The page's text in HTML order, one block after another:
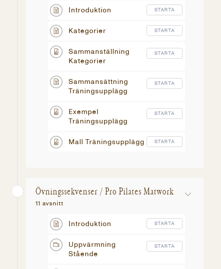
Introduktion STARTA
Kategorier STARTA
Sammanställning
Kategorier
STARTA
Sammansättning
Träningsupplägg
STARTA
Exempel
Träningsupplägg
STARTA
Mall Träningsupplägg STARTA
Övningssekvenser / Pro Pilates Matwork
11 avsnitt
Introduktion STARTA
Uppvärmning
Stående
STARTA